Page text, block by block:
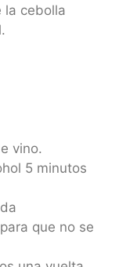
la cebolla
vino.
5 minutos
que no se